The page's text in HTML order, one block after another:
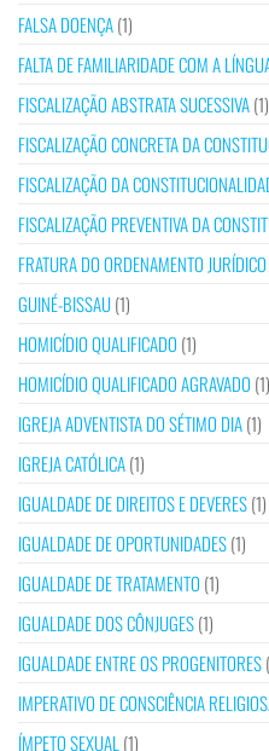
FALSA DOENÇA(1)
FALTA DE FAMILIARIDADE COM A
FISCALIZAÇÃO ABSTRATA SUCESSIVA(1)
FISCALIZAÇÃO CONCRETA DA
FISCALIZAÇÃO DA
FISCALIZAÇÃO PREVENTIVA DA
FRATURA DO ORDENAMENTO
GUINÉ-BISSAU(1)
HOMICÍDIO QUALIFICADO (1)
HOMICÍDIO QUALIFICADO AGRAVADO (1)
IGREJA ADVENTISTA DO SÉTIMO DIA(1)
IGREJA CATÓLICA(1)
IGUALDADE DE DIREITOS E DEVERES(1)
IGUALDADE DE OPORTUNIDADES(1)
IGUALDADE DE TRATAMENTO (1)
IGUALDADE DOS CÔNJUGES(1)
IGUALDADE ENTRE OS PROGENITORES
IMPERATIVO DE CONSCIÊNCIA
ÍMPETO SEXUAL (1)